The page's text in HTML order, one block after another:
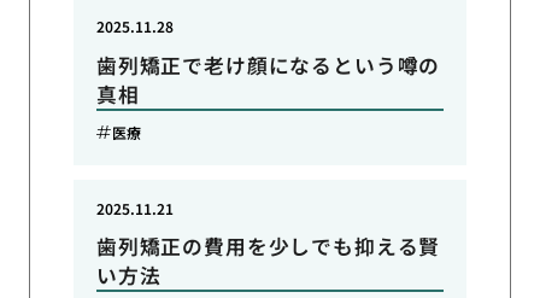
歯列矯正で老け顔になるという噂の
真相
2025.11.28
医療
歯列矯正の費用を少しでも抑える賢
い方法
2025.11.21